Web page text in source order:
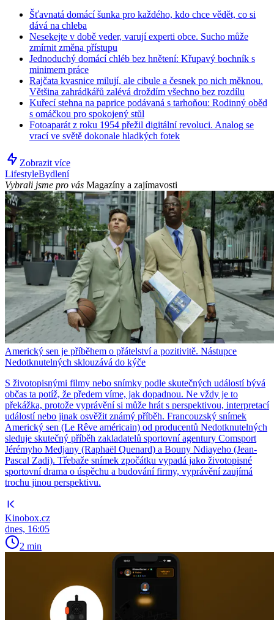
Šťavnatá domácí šunka pro každého, kdo chce vědět, co si
dává na chleba
Nesekejte v době veder, varují experti obce. Sucho může
zmírnit změna přístupu
Jednoduchý domácí chléb bez hnětení: Křupavý bochník s
minimem práce
Rajčata kvasnice milují, ale cibule a česnek po nich měknou.
Většina zahrádkářů zalévá droždím všechno bez rozdílu
Kuřecí stehna na paprice podávaná s tarhoňou: Rodinný oběd
s omáčkou pro spokojený stůl
Fotoaparát z roku 1954 přežil digitální revoluci. Analog se
vrací ve světě dokonale hladkých fotek
Zobrazit více
LifestyleBydlení
Vybrali jsme pro vás Magazíny a zajímavosti
Americký sen je příběhem o přátelství a pozitivitě. Nástupce
Nedotknutelných sklouzává do kýče
S životopisnými filmy nebo snímky podle skutečných událostí bývá
občas ta potíž, že předem víme, jak dopadnou. Ne vždy je to
překážka, protože vyprávění si může hrát s perspektivou, interpretací
událostí nebo jinak osvěžit známý příběh. Francouzský snímek
Americký sen (Le Rêve américain) od producentů Nedotknutelných
sleduje skutečný příběh zakladatelů sportovní agentury Comsport
Jérémyho Medjany (Raphaël Quenard) a Bouny Ndiayeho (Jean-
Pascal Zadi). Třebaže snímek zpočátku vypadá jako životopisné
sportovní drama o úspěchu a budování firmy, vyprávění zaujímá
trochu jinou perspektivu.
Kinobox.cz
dnes, 16:05
2 min